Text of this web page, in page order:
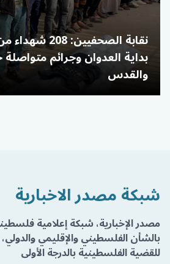
نقابة
بداية العدوان وجرائم
والقدس
شبكة مصدر الاخبارية
مصدر الإخبارية، شبكة إعلامية
بالشأن الفلسطيني والإقليمي
للقضية الفلسطينية بالدرجة الأولى